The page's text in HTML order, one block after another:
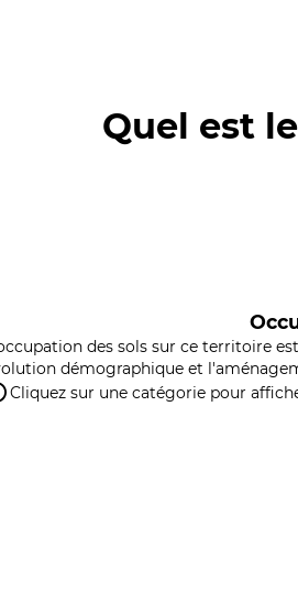
Quel est
des sols sur ce territoire
démographique et
Cliquez sur une catégorie pour